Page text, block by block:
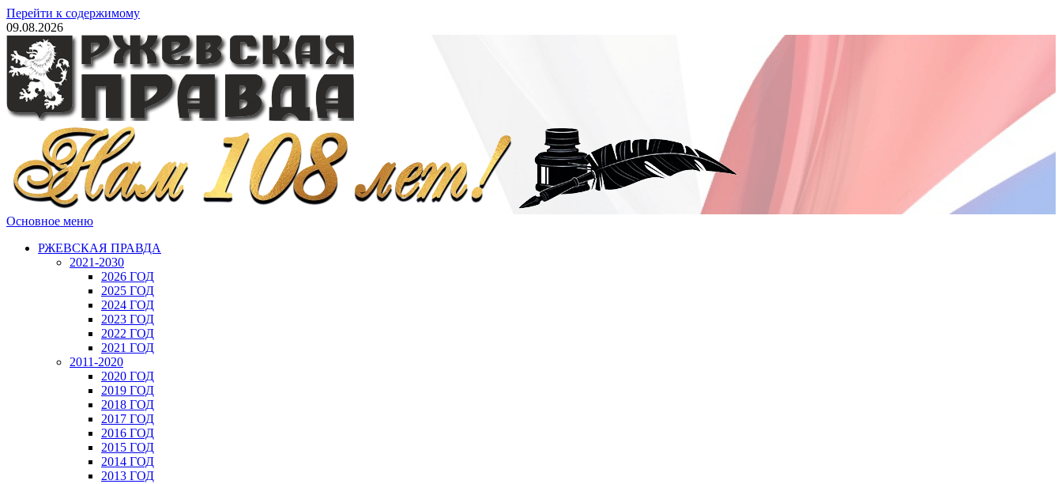
Перейти к содержимому
09.08.2026
Основное меню
РЖЕВСКАЯ ПРАВДА
2021-2030
2026 ГОД
2025 ГОД
2024 ГОД
2023 ГОД
2022 ГОД
2021 ГОД
2011-2020
2020 ГОД
2019 ГОД
2018 ГОД
2017 ГОД
2016 ГОД
2015 ГОД
2014 ГОД
2013 ГОД